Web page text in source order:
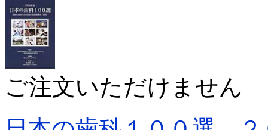
ご注文いただけません